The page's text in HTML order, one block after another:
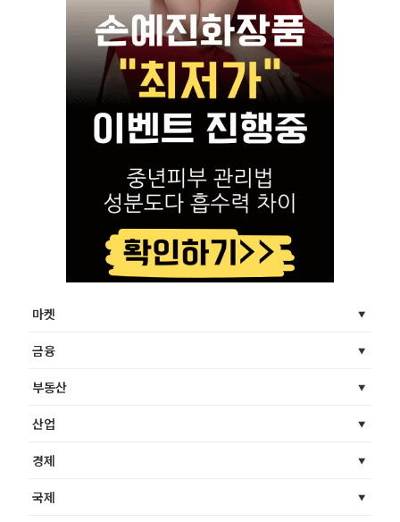
마켓
금융
부동산
산업
경제
국제